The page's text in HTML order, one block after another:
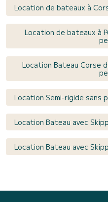
Location de bateaux à
Location de bateaux à
Location Bateau Corse
Location Semi-rigide sans
Location Bateau avec
Location Bateau avec